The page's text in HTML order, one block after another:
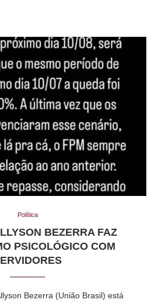
Política
BEZERRA FAZ
PSICOLÓGICO COM
Bezerra (União Brasil) está